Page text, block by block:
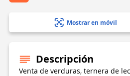
Mostrar en móvil
Descripción
Venta de verduras, ternera de